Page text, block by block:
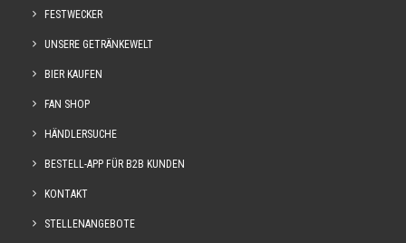
FESTWECKER
UNSERE GETRÄNKEWELT
BIER KAUFEN
FAN SHOP
HÄNDLERSUCHE
BESTELL-APP FÜR B2B KUNDEN
KONTAKT
STELLENANGEBOTE